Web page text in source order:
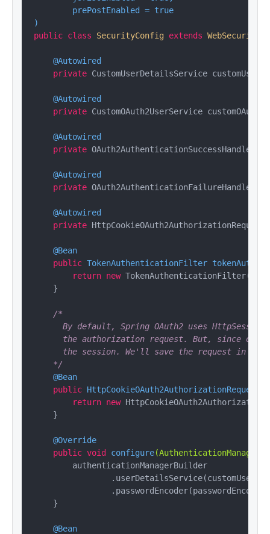
        prePostEnabled = true
)
public class SecurityConfig extends
@Autowired
private CustomUserDetailsService
@Autowired
private CustomOAuth2UserService
@Autowired
private OAuth2AuthenticationSuccessHandler
@Autowired
private OAuth2AuthenticationFailureHandler
@Autowired
private
@Bean
public TokenAuthenticationFilter
return new TokenAuthenticationFilter();
    }
/*
By default, Spring OAuth2 uses
the authorization request. But, since our
the session. We'll save the request in a
    */
@Bean
public
return new
    }
@Override
public void configure
        authenticationManagerBuilder
    }
@Bean